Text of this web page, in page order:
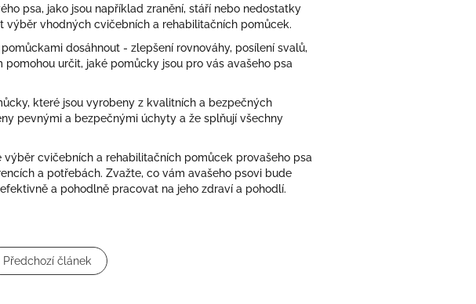
psa, jako jsou například zranění, stáří nebo nedostatky
vhodných cvičebních a rehabilitačních pomůcek.
dosáhnout - zlepšení rovnováhy, posílení svalů,
určit, jaké pomůcky jsou pro vás avašeho psa
které jsou vyrobeny z kvalitních a bezpečných
pevnými a bezpečnými úchyty a že splňují všechny
výběr cvičebních a rehabilitačních pomůcek provašeho psa
a potřebách. Zvažte, co vám avašeho psovi bude
a pohodlně pracovat na jeho zdraví a pohodlí.
Předchozí článek